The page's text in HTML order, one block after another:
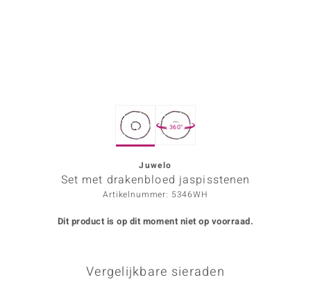
360°
Juwelo
Set met drakenbloed jaspisstenen
Artikelnummer: 5346WH
Dit product is op dit moment niet op voorraad.
Vergelijkbare sieraden